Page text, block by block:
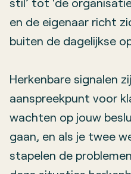
en de eigenaar richt
buiten de dagelijkse
Herkenbare signalen
aanspreekpunt voor
wachten op jouw
gaan, en als je twee
stapelen de